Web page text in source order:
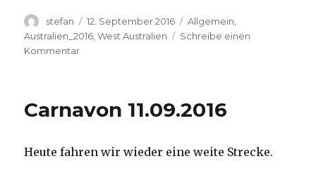
Autor
stefan
Veröffentlicht
am
12. September 2016 Kategorien
Allgemein
Australien_2016 ,West Australien
Schreibe einen
Kommentarzu
Carnavon 11.09.2016
Heute fahren wir wieder eine weite Strecke.